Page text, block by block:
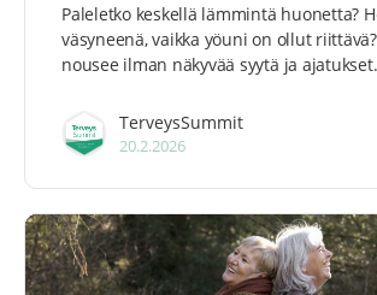
Paleletko keskellä lämmintä huonetta?
väsyneenä, vaikka yöuni on ollut
nousee ilman näkyvää syytä ja
TerveysSummit
20.2.2026